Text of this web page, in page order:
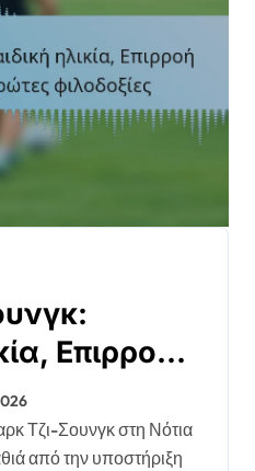
Επιρροή
Πρώτες
από την υποστήριξη